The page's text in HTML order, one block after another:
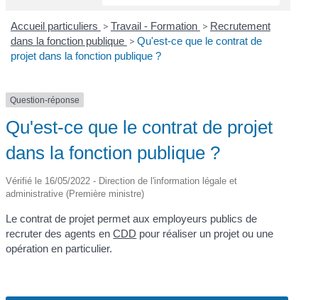
Accueil particuliers > Travail - Formation > Recrutement
dans la fonction publique > Qu'est-ce que le contrat de
projet dans la fonction publique ?
Question-réponse
Qu'est-ce que le contrat de projet
dans la fonction publique ?
Vérifié le 16/05/2022 - Direction de l'information légale et
administrative (Première ministre)
Le contrat de projet permet aux employeurs publics de
recruter des agents enCDD pour réaliser un projet ou une
opération en particulier.